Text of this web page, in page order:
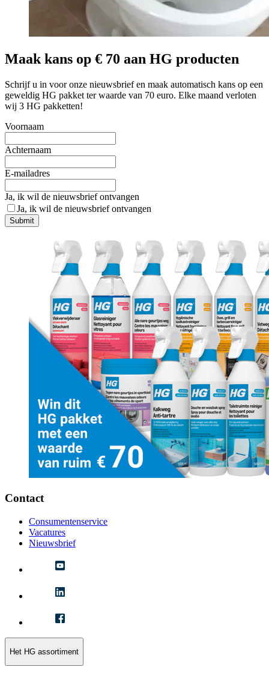
Maak kans op € 70 aan HG producten
Schrijf u in voor onze nieuwsbrief en maak automatisch kans op een
geweldig HG pakket ter waarde van 70 euro. Elke maand verloten
wij 3 HG pakketten!
Voornaam
Achternaam
E-mailadres
Ja, ik wil de nieuwsbrief ontvangen
Ja, ik wil de nieuwsbrief ontvangen
Submit
Contact
Consumentenservice
Vacatures
Nieuwsbrief
Het HG assortiment